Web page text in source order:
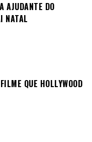
AJUDANTE DO
NATAL
QUE HOLLYWOOD